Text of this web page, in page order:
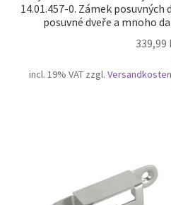
14.01.457-0. Zámek
posuvné dveře a mnoho
339,99
incl. 19% VAT zzgl.Versandkosten